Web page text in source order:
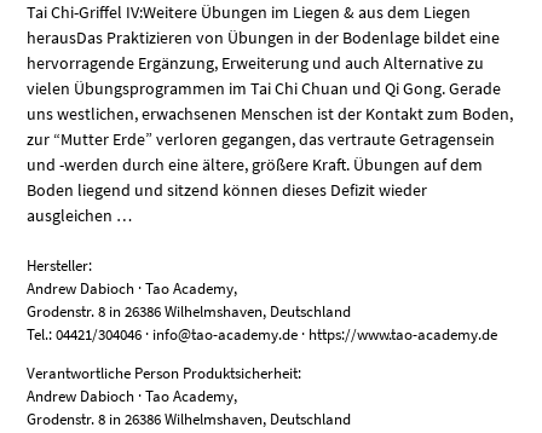
Tai Chi-Griffel IV:Weitere Übungen im Liegen & aus dem Liegen
herausDas Praktizieren von Übungen in der Bodenlage bildet eine
hervorragende Ergänzung, Erweiterung und auch Alternative zu
vielen Übungsprogrammen im Tai Chi Chuan und Qi Gong. Gerade
uns westlichen, erwachsenen Menschen ist der Kontakt zum Boden,
zur “Mutter Erde” verloren gegangen, das vertraute Getragensein
und -werden durch eine ältere, größere Kraft. Übungen auf dem
Boden liegend und sitzend können dieses Defizit wieder
ausgleichen …
Hersteller:
Andrew Dabioch · Tao Academy,
Grodenstr. 8 in 26386 Wilhelmshaven, Deutschland
Tel.: 04421/304046 · info@tao-academy.de · https://www.tao-academy.de
Verantwortliche Person Produktsicherheit:
Andrew Dabioch · Tao Academy,
Grodenstr. 8 in 26386 Wilhelmshaven, Deutschland